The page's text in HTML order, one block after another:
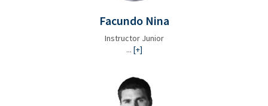
Facundo Nina
Instructor Junior
... [+]